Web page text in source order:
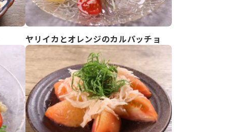
ヤリイカとオレンジのカルパッチョ